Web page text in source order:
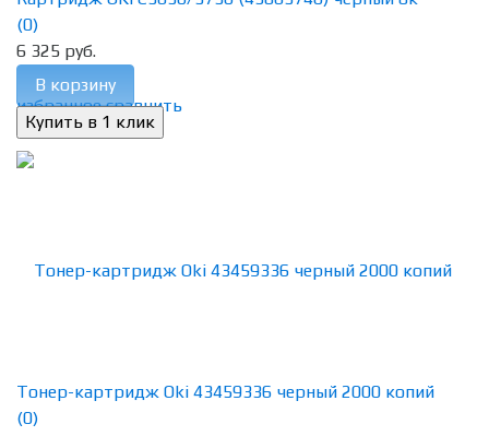
избранное сравнить
(0)
6 325 руб.
В корзину
Тонер-картридж Oki 43459336 черный 2000 копий
(0)